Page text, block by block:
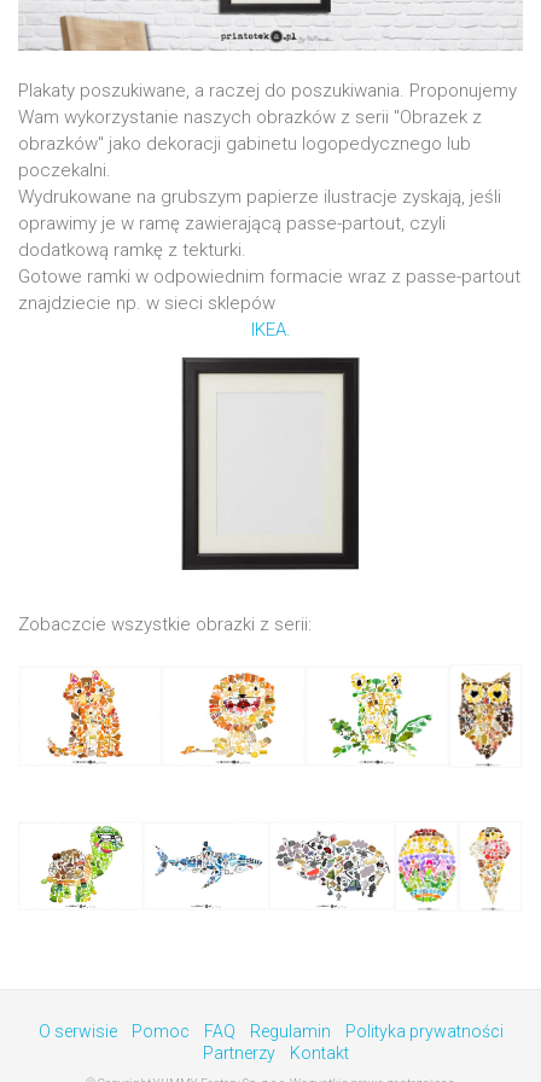
Plakaty poszukiwane, a raczej do poszukiwania. Proponujemy
Wam wykorzystanie naszych obrazków z serii "Obrazek z
obrazków" jako dekoracji gabinetu logopedycznego lub
poczekalni.
Wydrukowane na grubszym papierze ilustracje zyskają, jeśli
oprawimy je w ramę zawierającą passe-partout, czyli
dodatkową ramkę z tekturki.
Gotowe ramki w odpowiednim formacie wraz z passe-partout
znajdziecie np. w sieci sklepów
IKEA.
Zobaczcie wszystkie obrazki z serii:
O serwisie Pomoc FAQ Regulamin
Polityka prywatności
Partnerzy
Kontakt